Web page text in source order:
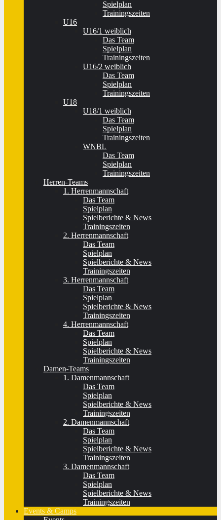
Spielplan
Trainingszeiten
U16
U16/1 weiblich
Das Team
Spielplan
Trainingszeiten
U16/2 weiblich
Das Team
Spielplan
Trainingszeiten
U18
U18/1 weiblich
Das Team
Spielplan
Trainingszeiten
WNBL
Das Team
Spielplan
Trainingszeiten
Herren-Teams
1. Herrenmannschaft
Das Team
Spielplan
Spielberichte & News
Trainingszeiten
2. Herrenmannschaft
Das Team
Spielplan
Spielberichte & News
Trainingszeiten
3. Herrenmannschaft
Das Team
Spielplan
Spielberichte & News
Trainingszeiten
4. Herrenmannschaft
Das Team
Spielplan
Spielberichte & News
Trainingszeiten
Damen-Teams
1. Damenmannschaft
Das Team
Spielplan
Spielberichte & News
Trainingszeiten
2. Damenmannschaft
Das Team
Spielplan
Spielberichte & News
Trainingszeiten
3. Damenmannschaft
Das Team
Spielplan
Spielberichte & News
Trainingszeiten
Events & Camps